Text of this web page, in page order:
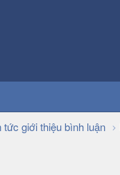
tức giới thiệu bình luận